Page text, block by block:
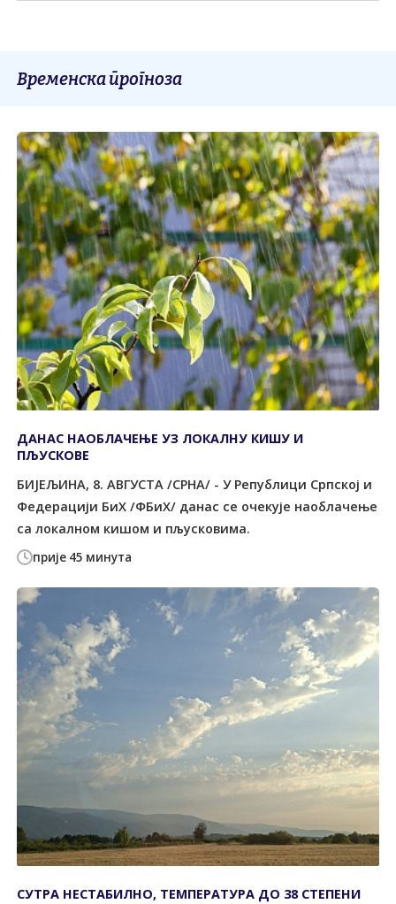
Временска прогноза
прије 45 минута
ДАНАС НАОБЛАЧЕЊЕ УЗ ЛОКАЛНУ КИШУ И
ПЉУСКОВЕ
БИЈЕЉИНА, 8. АВГУСТА /СРНА/ - У Републици Српској и
Федерацији БиХ /ФБиХ/ данас се очекује наоблачење
са локалном кишом и пљусковима.
СУТРА НЕСТАБИЛНО, ТЕМПЕРАТУРА ДО 38 СТЕПЕНИ